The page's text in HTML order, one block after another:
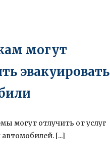
могут
эвакуировать
могут отлучить от услуг
[...]